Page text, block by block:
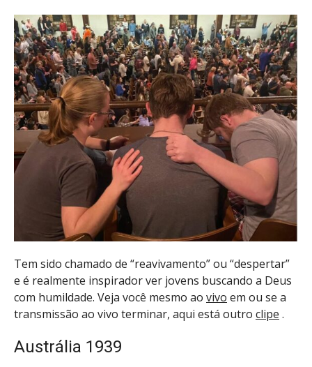
Tem sido chamado de “reavivamento” ou “despertar”
e é realmente inspirador ver jovens buscando a Deus
com humildade. Veja você mesmo ao vivo em ou se a
transmissão ao vivo terminar, aqui está outro clipe .
Austrália 1939